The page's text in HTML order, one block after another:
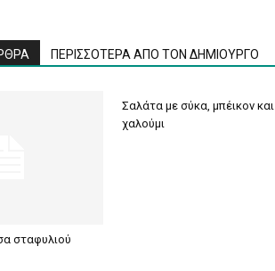
ΠΕΡΙΣΣΟΤΕΡΑ ΑΠΟ ΤΟΝ ΔΗΜΙΟΥΡΓΟ
σταφυλιού
Σαλάτα με σύκα, μπέικον και
χαλούμι